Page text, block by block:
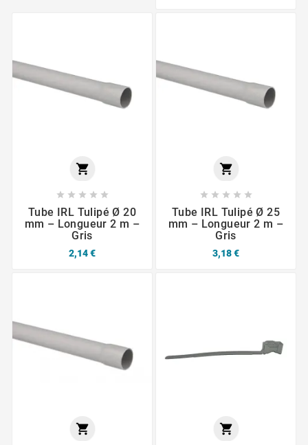

    
Tube IRL Tulipé Ø 20
mm – Longueur 2 m –
Gris
2,14 €

    
Tube IRL Tulipé Ø 25
mm – Longueur 2 m –
Gris
3,18 €
 